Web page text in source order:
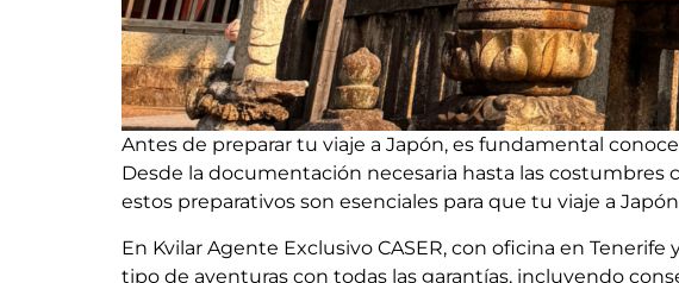
Antes de preparar tu viaje a Japón, es fundamental
Desde la documentación necesaria hasta las
estos preparativos son esenciales para que tu viaje a
En Kvilar Agente Exclusivo CASER, con oficina en
tipo de aventuras con todas las garantías, incluyendo